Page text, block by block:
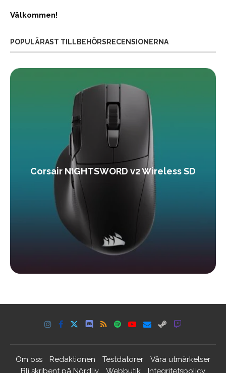
Välkommen!
POPULÄRAST TILLBEHÖRSRECENSIONERNA
Corsair NIGHTSWORD v2 Wireless SD
Om oss Redaktionen Testdatorer
Våra utmärkelser
Bli skribent på Nördliv
Webbutik Integritetspolicy